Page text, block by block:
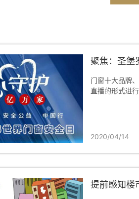
聚焦：圣堡
门窗十大品牌
直播的形式进
2020/04/14
提前感知楼